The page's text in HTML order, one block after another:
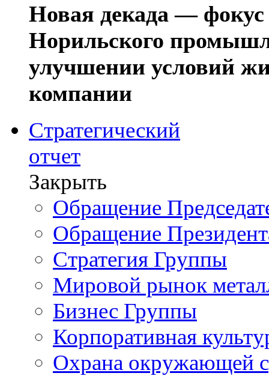
Новая декада — фокус
Норильского
улучшении условий
компании
Стратегический
отчет
Закрыть
Обращение
Обращение
Стратегия Группы
Мировой рынок
Бизнес Группы
Корпоративная
Охрана окружающей